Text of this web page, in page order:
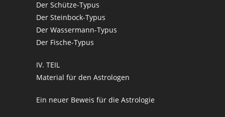
Der Schütze-Typus
Der Steinbock-Typus
Der Wassermann-Typus
Der Fische-Typus
IV. TEIL
Material für den Astrologen
Ein neuer Beweis für die Astrologie